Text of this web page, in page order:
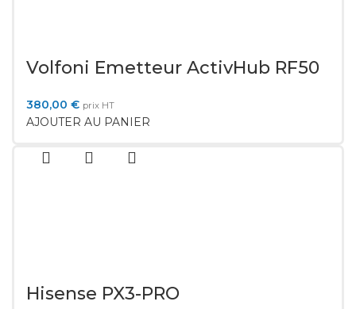
Volfoni Emetteur ActivHub RF50
380,00 € prix HT
AJOUTER AU PANIER
Hisense PX3-PRO